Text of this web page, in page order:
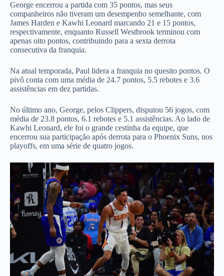
George encerrou a partida com 35 pontos, mas seus
companheiros não tiveram um desempenho semelhante, com
James Harden e Kawhi Leonard marcando 21 e 15 pontos,
respectivamente, enquanto Russell Westbrook terminou com
apenas oito pontos, contribuindo para a sexta derrota
consecutiva da franquia.
Na atual temporada, Paul lidera a franquia no quesito pontos. O
pivô conta com uma média de 24.7 pontos, 5.5 rebotes e 3.6
assistências em dez partidas.
No último ano, George, pelos Clippers, disputou 56 jogos, com
média de 23.8 pontos, 6.1 rebotes e 5.1 assistências. Ao lado de
Kawhi Leonard, ele foi o grande cestinha da equipe, que
encerrou sua participação após derrota para o Phoenix Suns, nos
playoffs, em uma série de quatro jogos.